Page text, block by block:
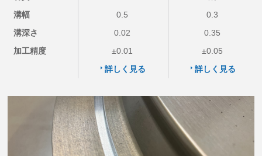
溝幅
溝深さ
加工精度
0.5
0.02
±0.01
詳しく見る
0.3
0.35
±0.05
詳しく見る